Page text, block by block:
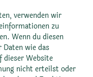
verwenden wir
zu
Wenn du diesen
wie das
dieser Website
nicht erteilst oder
und